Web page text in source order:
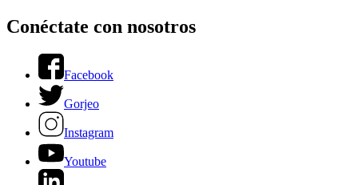
Conéctate con nosotros
Facebook
Gorjeo
Instagram
Youtube